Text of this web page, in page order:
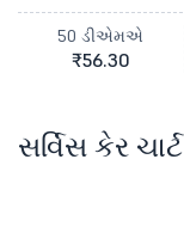
50 ડીએમએ
₹56.30
સર્વિસ કેર ચાર્ટ